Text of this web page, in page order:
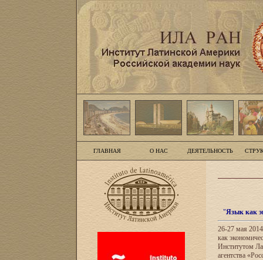
ГЛАВНАЯ О НАС ДЕЯТЕЛЬНОСТЬ
"Язык как
26-27 мая
как
Институтом
агентства